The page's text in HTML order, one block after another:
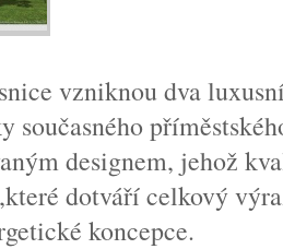
vzniknou dva
současného
designem, jehož
dotváří celkový
koncepce.